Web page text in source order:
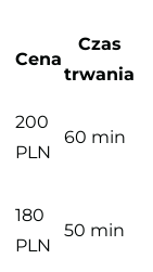
Cena
Czas
trwania
200
PLN
60 min
180
PLN
50 min